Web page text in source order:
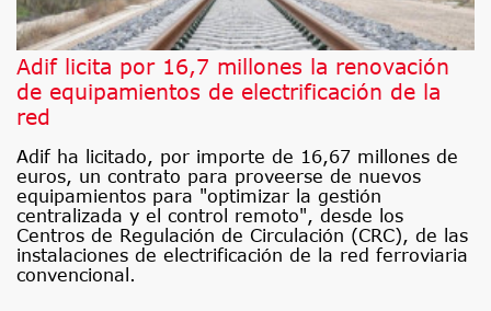
Adif licita por 16,7 millones la renovación
de equipamientos de electrificación de la
red
Adif ha licitado, por importe de 16,67 millones de
euros, un contrato para proveerse de nuevos
equipamientos para "optimizar la gestión
centralizada y el control remoto", desde los
Centros de Regulación de Circulación (CRC), de las
instalaciones de electrificación de la red ferroviaria
convencional.